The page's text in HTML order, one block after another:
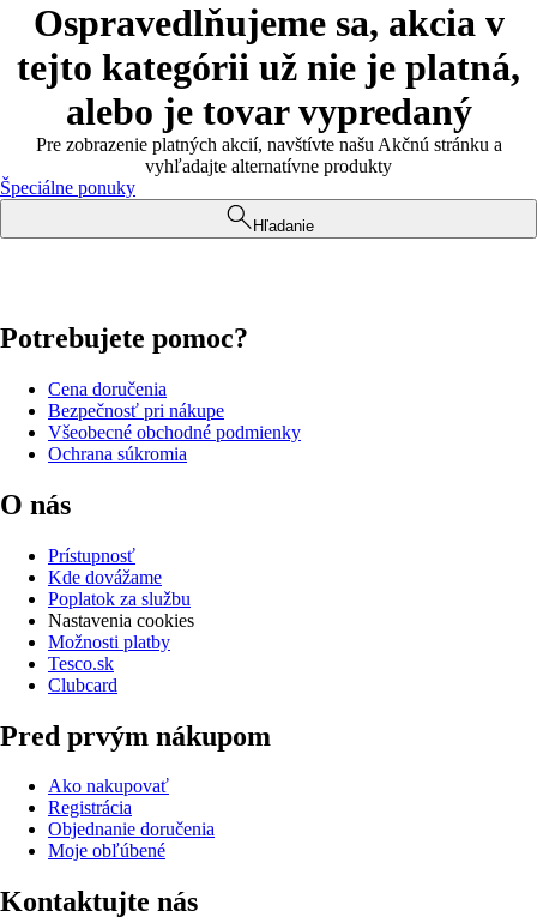
Ospravedlňujeme sa, akcia v
tejto kategórii už nie je platná,
alebo je tovar vypredaný
Pre zobrazenie platných akcií, navštívte našu Akčnú stránku a
vyhľadajte alternatívne produkty
Špeciálne ponuky
Hľadanie
Potrebujete pomoc?
Cena doručenia
Bezpečnosť pri nákupe
Všeobecné obchodné podmienky
Ochrana súkromia
O nás
Prístupnosť
Kde dovážame
Poplatok za službu
Nastavenia cookies
Možnosti platby
Tesco.sk
Clubcard
Pred prvým nákupom
Ako nakupovať
Registrácia
Objednanie doručenia
Moje obľúbené
Kontaktujte nás